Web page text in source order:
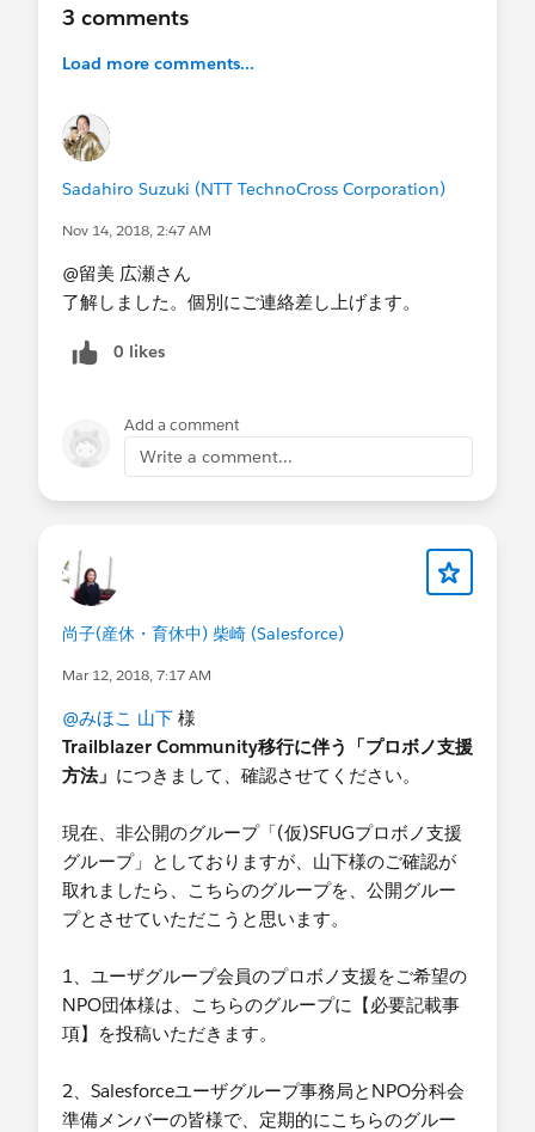
2017年
10ライセンス
-いいえ
・SFDC社/ NPOサポートセンターが実施する研修
に受講されましたか？
しているため
土日祝日しか動けないのと他の先約
等あり受けておりません）
挙げてください
・今までプロボノ支援を受けたことがあります
か？
- いいえ
・具体的な支援内容
昨年インストールをしたものの
画面構築の仕方がわからず
現在に至っております。
↓
Salesforceで施設管理と寄付管理等今後していきた
いと思います。
寄付はまだどこからも頂いておりませんので
これから増えてくると思っております。
その為、権限設定をおこない金額が見られる人と
見られない人の設定をおこなえたらと思っており
ます。
活用方法自体がわからない状況です。
ご相談させて頂きたいです。
-休日 （土日祝日なら可能）
3 comments
Load more comments...
Sadahiro Suzuki (NTT TechnoCross Corporation)
Nov 14, 2018, 2:47 AM
@留美 広瀬さん
了解しました。個別にご連絡差し上げます。
0 likes
Add a comment
Write a comment...
尚子(産休・育休中) 柴崎 (Salesforce)
Mar 12, 2018, 7:17 AM
@みほこ 山下 様
Trailblazer Community移行に伴う「プロボノ支援
方法」 につきまして、確認させてください。
現在、非公開のグループ「(仮)SFUGプロボノ支援
グループ」としておりますが、山下様のご確認が
取れましたら、こちらのグループを、公開グルー
プとさせていただこうと思います。
1、ユーザグループ会員のプロボノ支援をご希望の
NPO団体様は、こちらのグループに【必要記載事
項】を投稿いただきます。
2、Salesforceユーザグループ事務局とNPO分科会
準備メンバーの皆様で、定期的にこちらのグルー